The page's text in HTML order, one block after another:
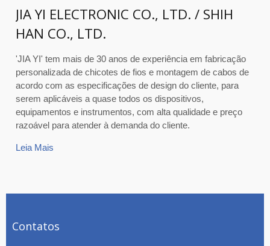
JIA YI ELECTRONIC CO., LTD. / SHIH
HAN CO., LTD.
'JIA YI' tem mais de 30 anos de experiência em fabricação
personalizada de chicotes de fios e montagem de cabos de
acordo com as especificações de design do cliente, para
serem aplicáveis a quase todos os dispositivos,
equipamentos e instrumentos, com alta qualidade e preço
razoável para atender à demanda do cliente.
Leia Mais
Contatos